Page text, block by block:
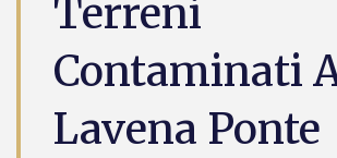
Terreni
Contaminati
Lavena Ponte